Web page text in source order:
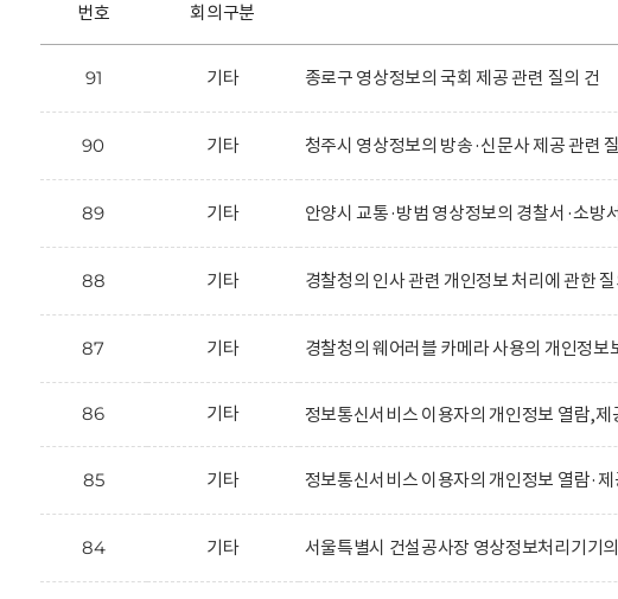
번호 회의구분
91 기타 종로구 영상정보의 국회 제공 관련 질의 건
90 기타 청주시 영상정보의 방송·신문사 제공 관련
89 기타 안양시 교통·방범 영상정보의 경찰서·소방
88 기타 경찰청의 인사 관련 개인정보 처리에 관한 질
87 기타 경찰청의 웨어러블 카메라 사용의 개인정보
86 기타 정보통신서비스 이용자의 개인정보 열람,제
85 기타 정보통신서비스 이용자의 개인정보 열람·
84 기타 서울특별시 건설공사장 영상정보처리기기